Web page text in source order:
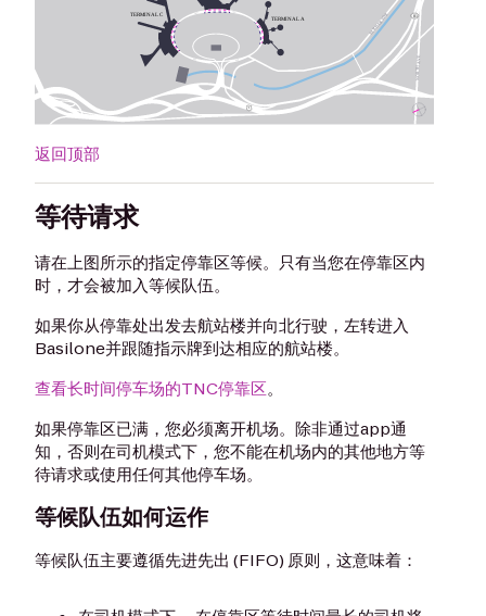
返回顶部
等待请求
请在上图所示的指定停靠区等候。只有当您在停靠区内
时，才会被加入等候队伍。
如果你从停靠处出发去航站楼并向北行驶，左转进入
Basilone并跟随指示牌到达相应的航站楼。
查看长时间停车场的TNC停靠区。
如果停靠区已满，您必须离开机场。除非通过app通
知，否则在司机模式下，您不能在机场内的其他地方等
待请求或使用任何其他停车场。
等候队伍如何运作
等候队伍主要遵循先进先出 (FIFO) 原则，这意味着：